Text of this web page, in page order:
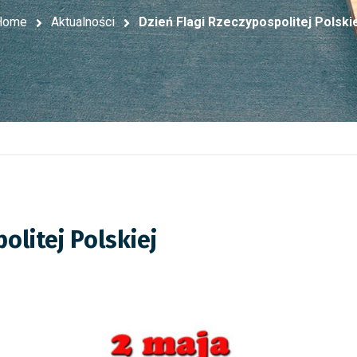
Aktualności Dzień Flagi Rzeczypospolitej
Polskiej